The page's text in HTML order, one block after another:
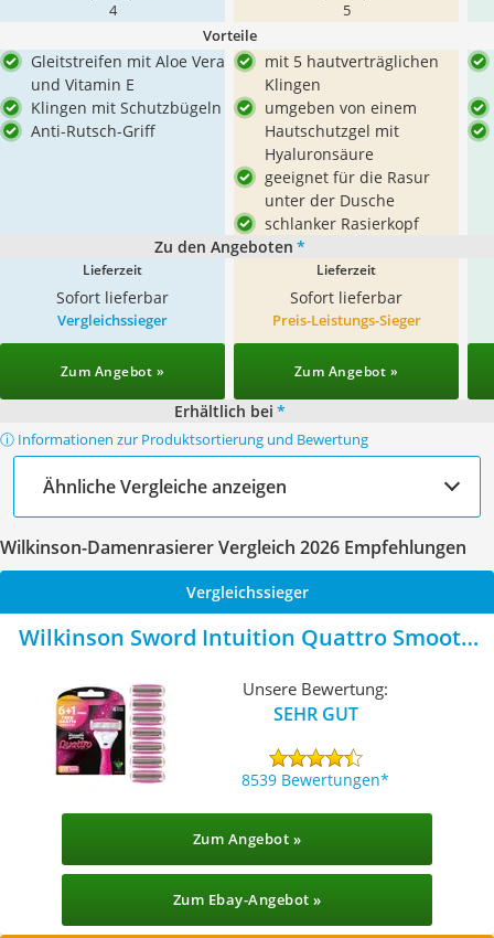
4 5
Vorteile
Gleitstreifen mit Aloe Vera
und Vitamin E
Klingen mit Schutzbügeln
Anti-Rutsch-Griff
mit 5 hautverträglichen
Klingen
umgeben von einem
Hautschutzgel mit
Hyaluronsäure
geeignet für die Rasur
unter der Dusche
schlanker Rasierkopf
Zu den Angeboten *
Lieferzeit
Sofort lieferbar
Lieferzeit
Sofort lieferbar
Vergleichssieger
Zum Angebot »
Preis-Leistungs-Sieger
Zum Angebot »
Erhältlich bei *
ⓘ Informationen zur Produktsortierung und Bewertung
Ähnliche Vergleiche anzeigen
Wilkinson-Damenrasierer Vergleich 2026 Empfehlungen
Vergleichssieger
Wilkinson Sword Intuition Quattro Smooth
Unsere Bewertung:
SEHR GUT
8539 Bewertungen
Zum Angebot »
Zum Ebay-Angebot »